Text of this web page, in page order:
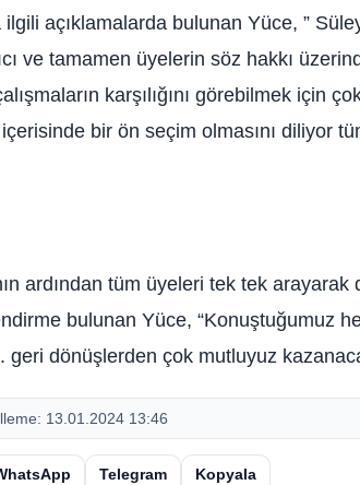
ilgili açıklamalarda bulunan Yüce, ”
ve tamamen üyelerin söz hakkı
karşılığını görebilmek için
bir ön seçim olmasını diliyor
ardından tüm üyeleri tek tek arayarak
bulunan Yüce, “Konuştuğumuz
dönüşlerden çok mutluyuz
13.01.2024 13:46
Telegram Kopyala